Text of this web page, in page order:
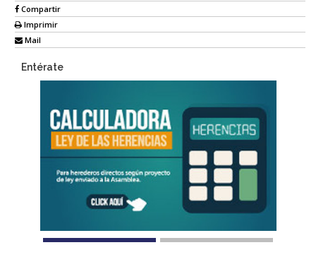
Compartir
Imprimir
Mail
Entérate